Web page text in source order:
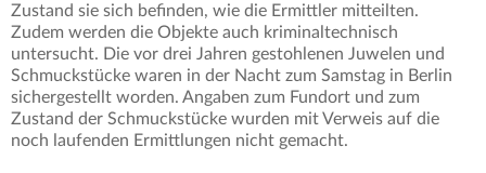
Zustand sie sich befinden, wie die Ermittler mitteilten.
Zudem werden die Objekte auch kriminaltechnisch
untersucht. Die vor drei Jahren gestohlenen Juwelen und
Schmuckstücke waren in der Nacht zum Samstag in Berlin
sichergestellt worden. Angaben zum Fundort und zum
Zustand der Schmuckstücke wurden mit Verweis auf die
noch laufenden Ermittlungen nicht gemacht.